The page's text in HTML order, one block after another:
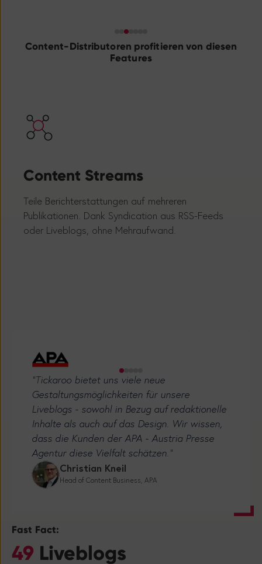
Content-Distributoren profitieren von diesen
Features
Publikationen. Dank Syndication aus RSS-Feeds
oder Liveblogs, ohne Mehraufwand.
“Tickaroo bietet uns viele neue
Gestaltungsmöglichkeiten für unsere
Liveblogs - sowohl in Bezug auf redaktionelle
Inhalte als auch auf das Design. Wir wissen,
dass die Kunden der APA - Austria Presse
Agentur diese Vielfalt schätzen.”
Christian Kneil
Head of Content Business, APA
49 Liveblogs